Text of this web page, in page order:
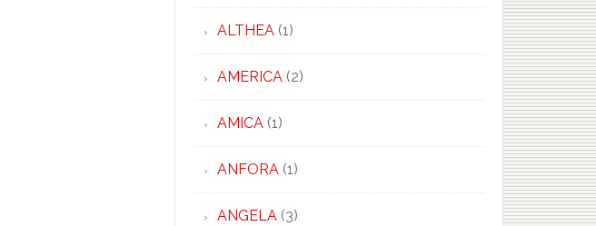
ALTHEA(1)
AMERICA(2)
AMICA(1)
ANFORA(1)
ANGELA(3)